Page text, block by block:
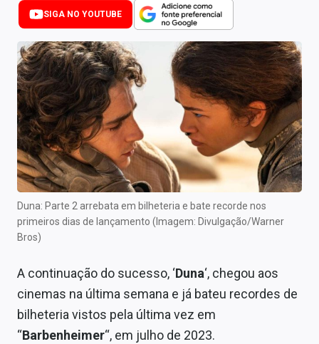
Newsletters
Cotações
Comprar ou vender?
Carteiras Recomendadas
Central de Dividendos
Central de Fundos Imobiliários
Central dos IPOs
Renda Fixa
Mercados
Economia
SIGA NO YOUTUBE
Duna: Parte 2 arrebata em bilheteria e bate recorde nos
primeiros dias de lançamento (Imagem: Divulgação/Warner
Bros)
A continuação do sucesso, ‘Duna‘, chegou aos
cinemas na última semana e já bateu recordes de
bilheteria vistos pela última vez em
“Barbenheimer“, em julho de 2023.